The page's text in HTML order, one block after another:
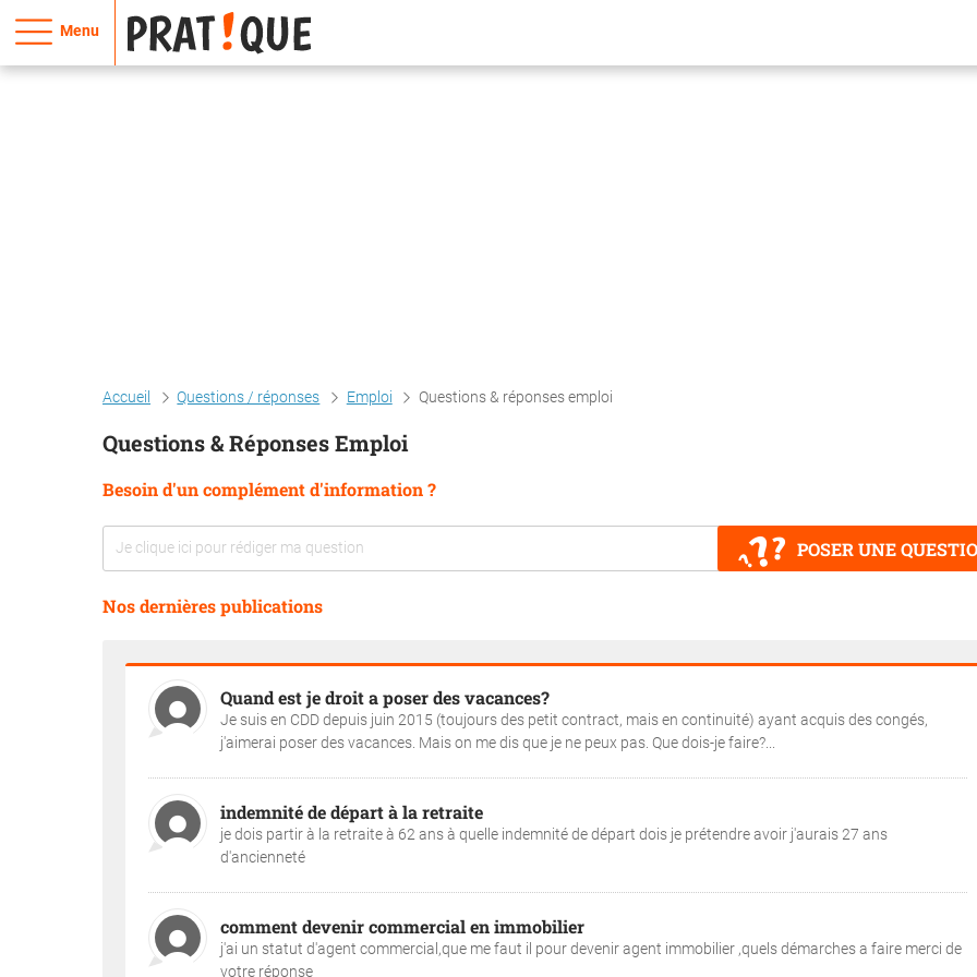
Menu
Accueil Questions / réponses Emploi Questions & réponses emploi
Questions & Réponses Emploi
Besoin d'un complément d'information ?
POSER UNE
Nos dernières publications
Quand est je droit a poser des vacances?
Je suis en CDD depuis juin 2015 (toujours des petit contract, mais en continuité) ayant acquis des congés,
j'aimerai poser des vacances. Mais on me dis que je ne peux pas. Que dois-je faire?...
indemnité de départ à la retraite
je dois partir à la retraite à 62 ans à quelle indemnité de départ dois je prétendre avoir j'aurais 27 ans
d'ancienneté
comment devenir commercial en immobilier
j'ai un statut d'agent commercial,que me faut il pour devenir agent immobilier ,quels démarches a faire merci de
votre réponse